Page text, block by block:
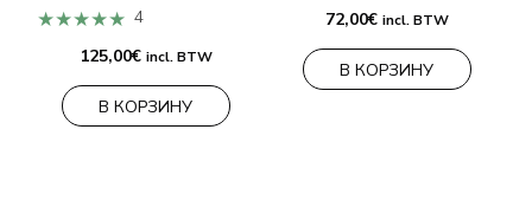
★★★★★ 4
125,00€ incl. BTW
В КОРЗИНУ
72,00€ incl. BTW
В КОРЗИНУ